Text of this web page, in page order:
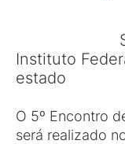
Instituto
estado
O 5º Encontro
será realizado